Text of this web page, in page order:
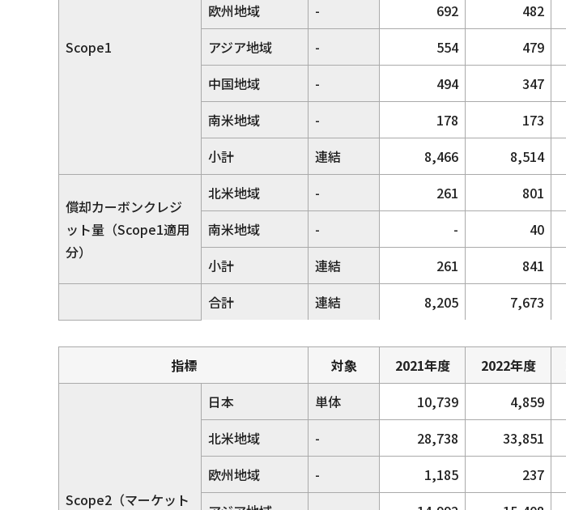
Scope1
欧州地域 - 692 482
アジア地域 - 554 479
中国地域 - 494 347
南米地域 - 178 173
小計 連結 8,466 8,514
償却カーボンクレジ
ット量（Scope1適用
分）
北米地域 - 261 801
南米地域 - - 40
小計 連結 261 841
合計 連結 8,205 7,673
指標 対象 2021年度 2022年度
Scope2（マーケット
日本 単体 10,739 4,859
北米地域 - 28,738 33,851
欧州地域 - 1,185 237